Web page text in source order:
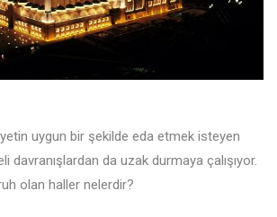
uygun bir şekilde eda etmek isteyen
davranışlardan da uzak durmaya çalışıyor.
olan haller nelerdir?